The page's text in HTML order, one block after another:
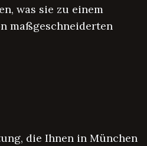
was sie zu einem
maßgeschneiderten
die Ihnen in München